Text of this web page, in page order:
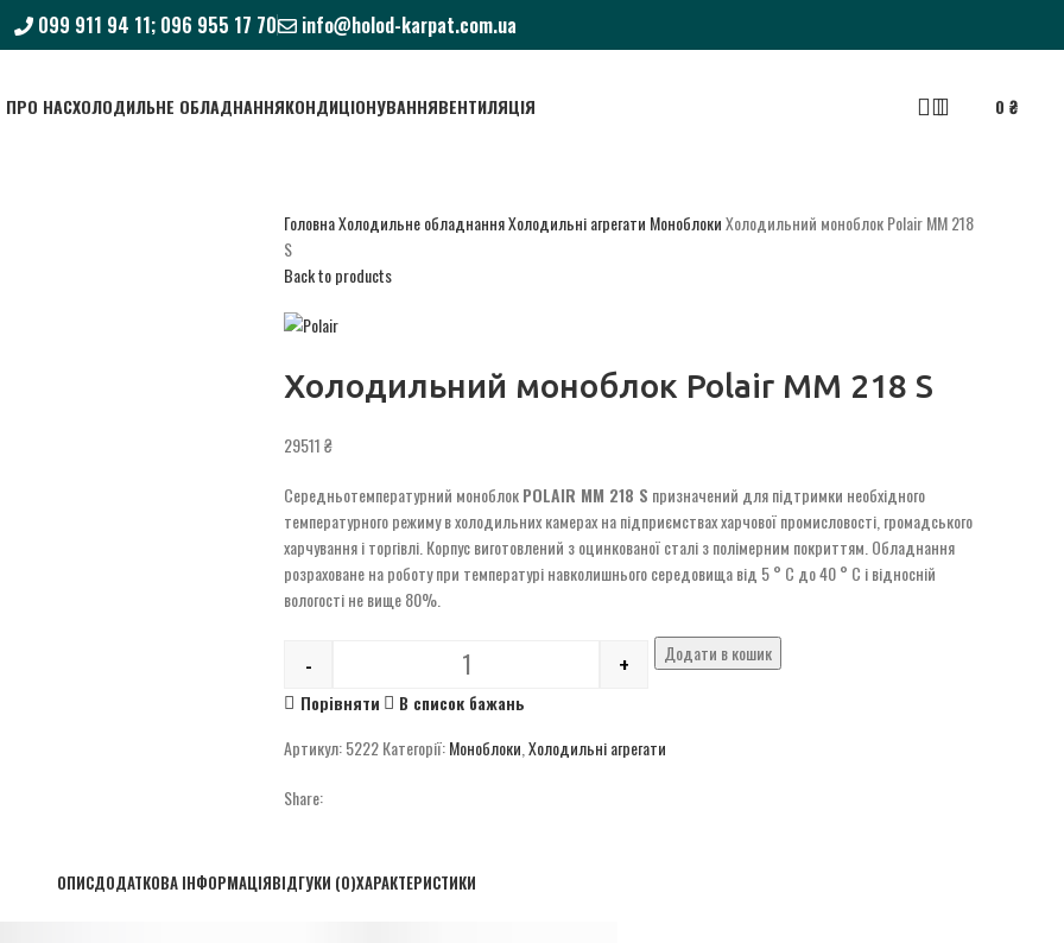
099 911 94 11; 096 955 17 70 info@holod-karpat.com.ua
ПРО НАСХОЛОДИЛЬНЕ ОБЛАДНАННЯКОНДИЦІОНУВАННЯВЕНТИЛЯЦІЯ 0₴
ГоловнаХолодильне обладнанняХолодильні агрегати МоноблокиХолодильний моноблок Polair MM 218
S
Back to products
Холодильний моноблок Polair MM 218 S
₴
Середньотемпературний моноблокPOLAIR MM 218 S призначений для підтримки необхідного
температурного режиму в холодильних камерах на підприємствах харчової промисловості, громадського
харчування і торгівлі. Корпус виготовлений з оцинкованої сталі з полімерним покриттям. Обладнання
розраховане на роботу при температурі навколишнього середовища від 5 ° С до 40 ° С і відносній
вологості не вище 80%.
Quantity
- +
Додати в кошик
Порівняти
В список бажань
Артикул:5222Категорії:Моноблоки Холодильні агрегати
Share:
ОПИСДОДАТКОВА ІНФОРМАЦІЯВІДГУКИ (0)ХАРАКТЕРИСТИКИ